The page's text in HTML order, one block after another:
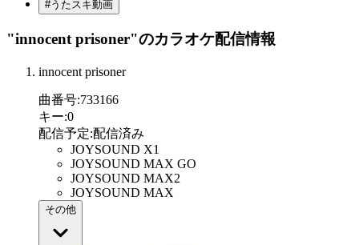
#うたスキ動画
"innocent prisoner"のカラオケ配信情報
innocent prisoner
曲番号:733166
キー:0
配信予定:配信済み
JOYSOUND X1
JOYSOUND MAX GO
JOYSOUND MAX2
JOYSOUND MAX
その他